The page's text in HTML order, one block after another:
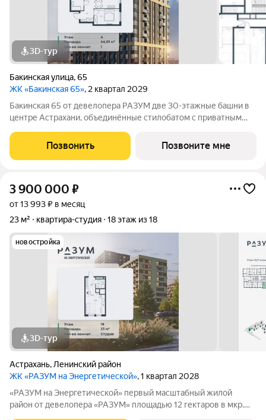
3D-тур
Бакинская улица,65
ЖК «Бакинская 65», 2 квартал 2029
Бакинская 65 от девелопера РАЗУМ две 30-этажные башни в
центре Астрахани, объединённые стилобатом с приватным
доступности находятся лучшие школы, гимназии и детские
Позвонить Позвоните мне
3 900 000 ₽
от 13 993 ₽ в месяц
23 м²
квартира-студия 18 этаж из 18
новостройка
3D-тур
Астрахань, Ленинский район
ЖК «РАЗУМ на Энергетической», 1 квартал 2028
«РАЗУМ на Энергетической» первый масштабный жилой
район от девелопера «РАЗУМ» площадью 12 гектаров в мкр.